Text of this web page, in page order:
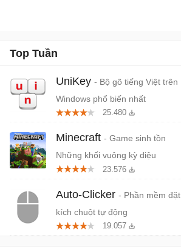
Top Tuần
UniKey - Bộ gõ tiếng Việt trên
Windows phổ biến nhất
25.480
Minecraft - Game sinh tồn
Những khối vuông kỳ diệu
23.576
Auto-Clicker - Phần mềm đặt
kích chuột tự động
19.057